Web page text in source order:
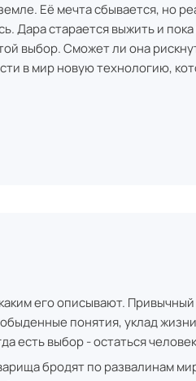
Её мечта сбывается, но
Дара старается выжить и
выбор. Сможет ли она
в мир новую технологию,
его описывают.
понятия, уклад
есть выбор - остаться
бродят по развалинам